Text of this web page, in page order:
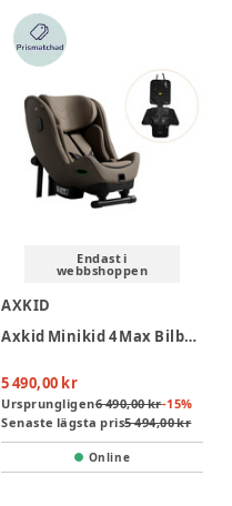
Endast i
webbshoppen
AXKID
Axkid Minikid 4 Max Bilbarnstol Inkl. Sparkskydd - Driftwood Beige
5 490,00 kr
Ursprungligen6 490,00 kr-15%
Senaste lägsta pris5 494,00 kr
Online